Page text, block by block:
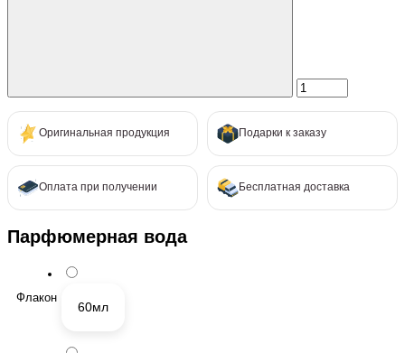
Оригинальная продукция Подарки к заказу
Оплата при получении Бесплатная доставка
Парфюмерная вода
Флакон
60мл